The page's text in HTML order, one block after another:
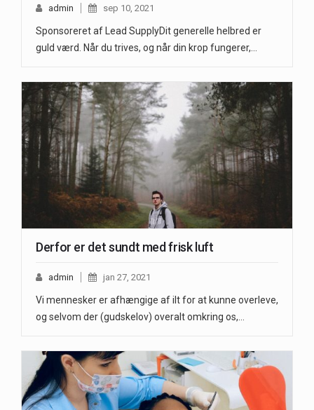
admin sep 10, 2021
Sponsoreret af Lead SupplyDit generelle helbred er
guld værd. Når du trives, og når din krop fungerer,…
Derfor er det sundt med frisk luft
admin jan 27, 2021
Vi mennesker er afhængige af ilt for at kunne overleve,
og selvom der (gudskelov) overalt omkring os,…